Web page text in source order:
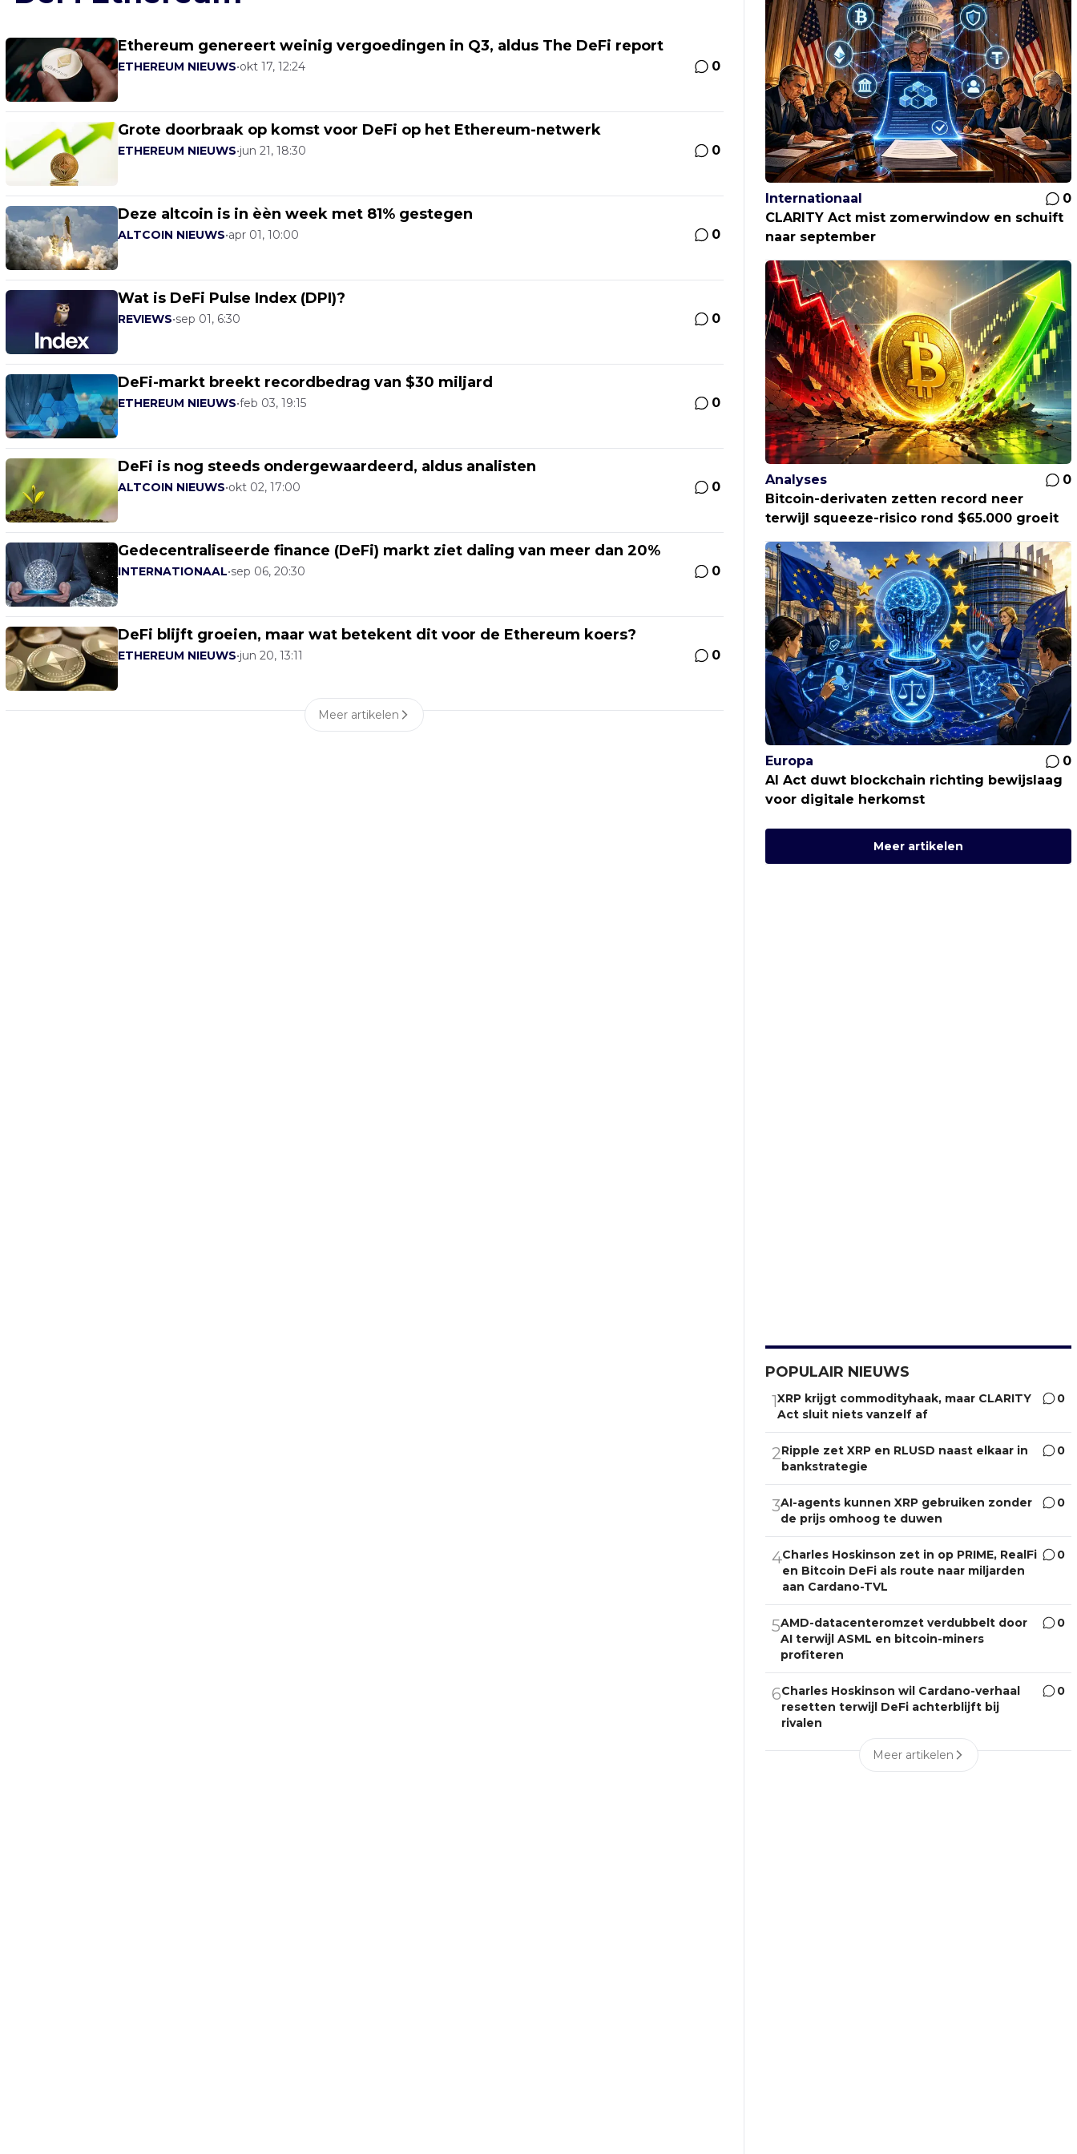
Ethereum genereert weinig vergoedingen in Q3, aldus The DeFi report
ETHEREUM NIEUWS•okt 17, 12:24 0
Grote doorbraak op komst voor DeFi op het Ethereum-netwerk
ETHEREUM NIEUWS•jun 21, 18:30 0
Deze altcoin is in èèn week met 81% gestegen
ALTCOIN NIEUWS•apr 01, 10:00 0
Wat is DeFi Pulse Index (DPI)?
REVIEWS•sep 01, 6:30 0
DeFi-markt breekt recordbedrag van $30 miljard
ETHEREUM NIEUWS•feb 03, 19:15 0
DeFi is nog steeds ondergewaardeerd, aldus analisten
ALTCOIN NIEUWS•okt 02, 17:00 0
Gedecentraliseerde finance (DeFi) markt ziet daling van meer dan 20%
INTERNATIONAAL•sep 06, 20:30 0
DeFi blijft groeien, maar wat betekent dit voor de Ethereum koers?
ETHEREUM NIEUWS•jun 20, 13:11 0
Meer artikelen
Internationaal
0
CLARITY Act mist zomerwindow en schuift
naar september
Analyses
0
Bitcoin-derivaten zetten record neer
terwijl squeeze-risico rond $65.000 groeit
Europa
0
AI Act duwt blockchain richting bewijslaag
voor digitale herkomst
Meer artikelen
POPULAIR NIEUWS
1XRP krijgt commodityhaak, maar CLARITY
Act sluit niets vanzelf af
0
2Ripple zet XRP en RLUSD naast elkaar in
bankstrategie
0
3AI-agents kunnen XRP gebruiken zonder
de prijs omhoog te duwen
0
4Charles Hoskinson zet in op PRIME, RealFi
en Bitcoin DeFi als route naar miljarden
aan Cardano-TVL
0
5AMD-datacenteromzet verdubbelt door
AI terwijl ASML en bitcoin-miners
profiteren
0
6Charles Hoskinson wil Cardano-verhaal
resetten terwijl DeFi achterblijft bij
rivalen
0
Meer artikelen